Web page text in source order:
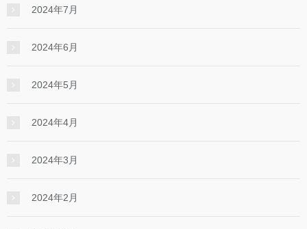
2024年7月
2024年6月
2024年5月
2024年4月
2024年3月
2024年2月